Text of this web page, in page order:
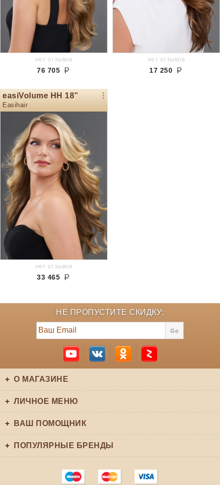
нет отзывов
76 705
нет отзывов
17 250
easiVolume HH 18”
Easihair
нет отзывов
33 465
НЕ ПРОПУСТИТЕ СКИДКУ:
Go
О МАГАЗИНЕ
ЛИЧНОЕ МЕНЮ
ВАШ ПОМОЩНИК
ПОПУЛЯРНЫЕ БРЕНДЫ